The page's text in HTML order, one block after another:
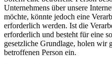
Unternehmens über unsere
möchte, könnte jedoch eine
erforderlich werden. Ist die
erforderlich und besteht für eine
gesetzliche Grundlage, holen wir
betroffenen Person ein.